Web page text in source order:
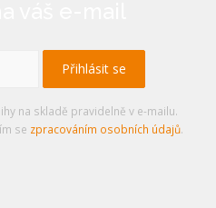
na skladě pravidelně v e-mailu.
se zpracováním osobních údajů.